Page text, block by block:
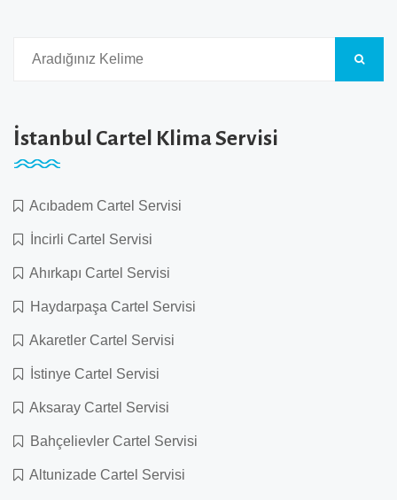
İstanbul Cartel Klima Servisi
Acıbadem Cartel Servisi
İncirli Cartel Servisi
Ahırkapı Cartel Servisi
Haydarpaşa Cartel Servisi
Akaretler Cartel Servisi
İstinye Cartel Servisi
Aksaray Cartel Servisi
Bahçelievler Cartel Servisi
Altunizade Cartel Servisi